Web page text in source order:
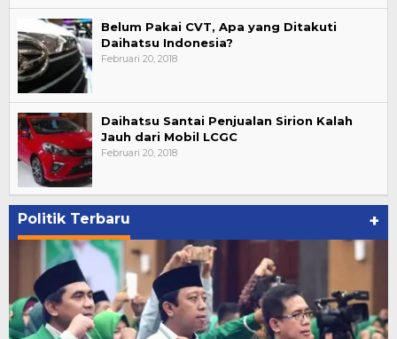
Belum Pakai CVT, Apa yang Ditakuti
Daihatsu Indonesia?
Februari 20, 2018
Daihatsu Santai Penjualan Sirion Kalah
Jauh dari Mobil LCGC
Februari 20, 2018
Politik Terbaru +